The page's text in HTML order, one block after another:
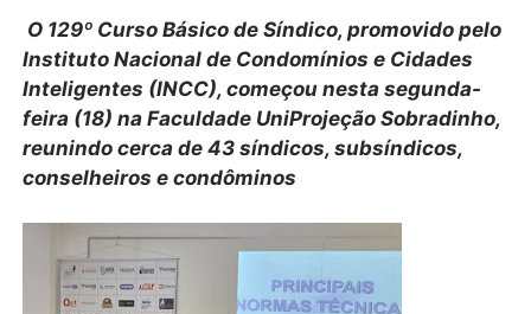
O 129º Curso Básico de Síndico, promovido pelo
Instituto Nacional de Condomínios e Cidades
Inteligentes (INCC), começou nesta segunda-
feira (18) na Faculdade UniProjeção Sobradinho,
reunindo cerca de 43 síndicos, subsíndicos,
conselheiros e condôminos